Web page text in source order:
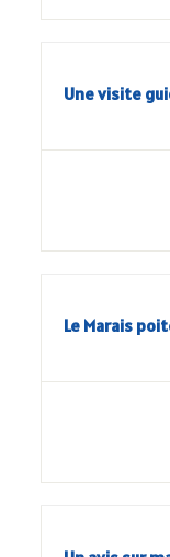
Une visite
Le Marais